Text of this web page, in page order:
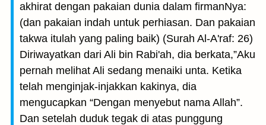
akhirat dengan pakaian dunia dalam firmanNya:
(dan pakaian indah untuk perhiasan. Dan pakaian
takwa itulah yang paling baik) (Surah Al-A'raf: 26)
Diriwayatkan dari Ali bin Rabi'ah, dia berkata,”Aku
pernah melihat Ali sedang menaiki unta. Ketika
telah menginjak-injakkan kakinya, dia
mengucapkan “Dengan menyebut nama Allah”.
Dan setelah duduk tegak di atas punggung